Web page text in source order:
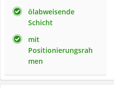
ölabweisende
Schicht
mit
Positionierungsrah
men